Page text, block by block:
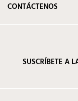
CONTÁCTENOS
SUSCRÍBETE A